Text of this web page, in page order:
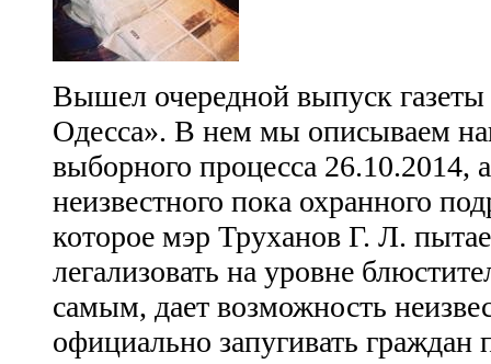
Вышел очередной выпуск
Одесса». В нем мы описываем
выборного процесса 26.10.2014,
неизвестного пока охранного
которое мэр Труханов Г. Л.
легализовать на уровне
самым, дает возможность
официально запугивать